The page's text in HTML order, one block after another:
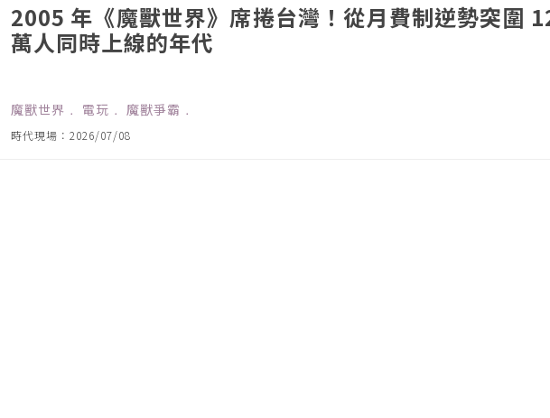
2005 年《魔獸世界》席捲台灣！從月費制逆勢突圍
萬人同時上線的年代
魔獸世界 ﹒ 電玩 ﹒ 魔獸爭霸 ﹒
時代現場：2026/07/08